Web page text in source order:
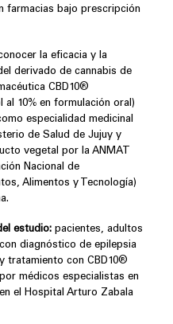
farmacias bajo prescripción
la eficacia y la
derivado de cannabis de
CBD10®
al 10% en formulación oral)
especialidad medicinal
de Salud de Jujuy y
vegetal por la ANMAT
Nacional de
Alimentos y Tecnología)
estudio: pacientes, adultos
diagnóstico de epilepsia
tratamiento con CBD10®
médicos especialistas en
el Hospital Arturo Zabala